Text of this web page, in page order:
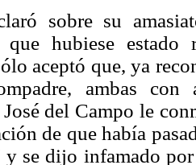
sobre su
que hubiese
aceptó que, ya
ambas con
del Campo le
de que había
y se dijo infamado